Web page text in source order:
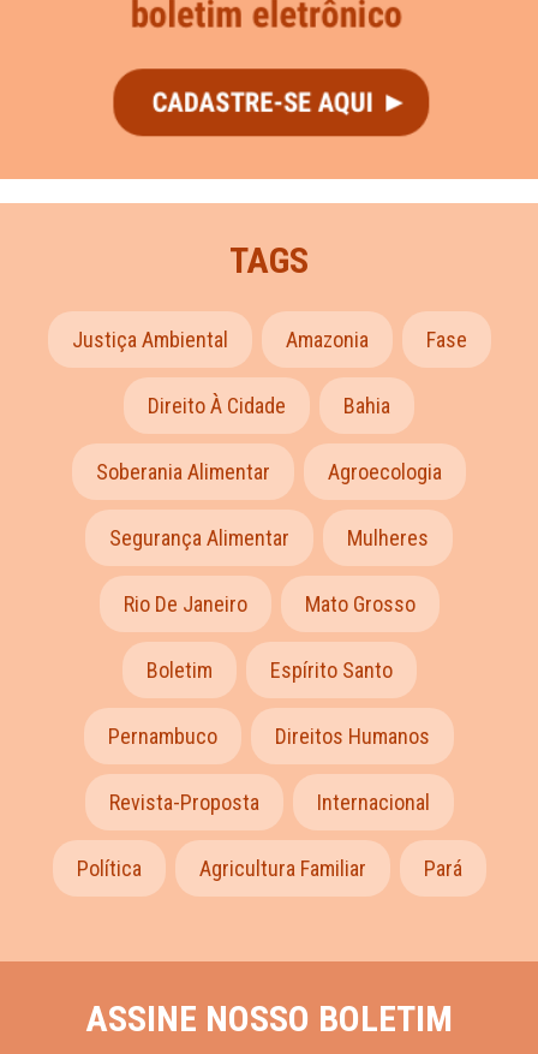
TAGS
Justiça Ambiental Amazonia Fase
Direito À Cidade Bahia
Soberania Alimentar Agroecologia
Segurança Alimentar Mulheres
Rio De Janeiro Mato Grosso
Boletim Espírito Santo
Pernambuco Direitos Humanos
Revista-Proposta Internacional
Política Agricultura Familiar Pará
ASSINE NOSSO BOLETIM